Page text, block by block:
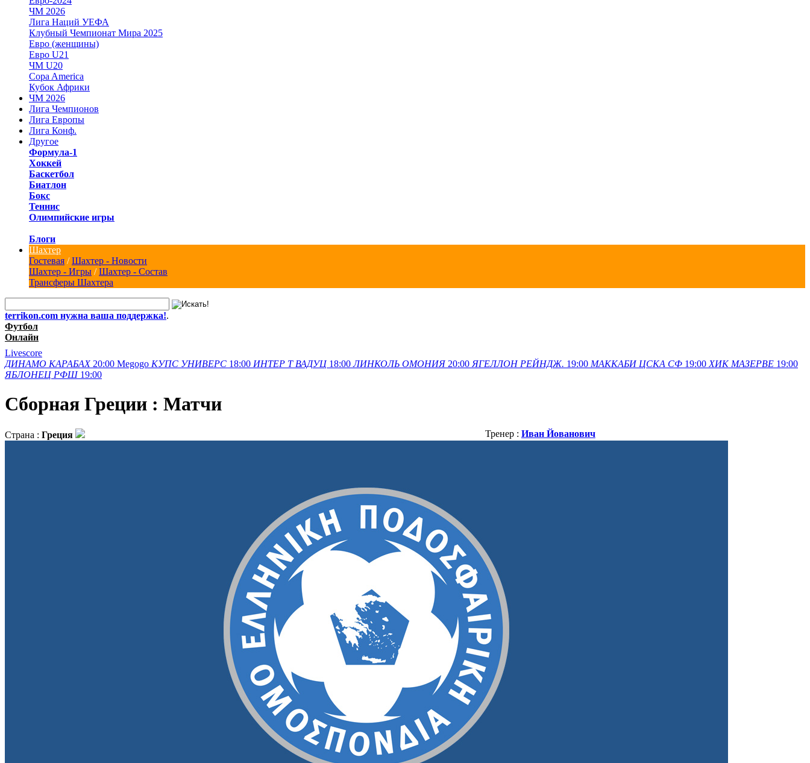
ЧМ 2026
Лига Наций УЕФА
Клубный Чемпионат Мира 2025
Евро (женщины)
Евро U21
ЧМ U20
Copa America
Кубок Африки
ЧМ 2026
Лига Чемпионов
Лига Европы
Лига Конф.
Другое
Формула-1
Хоккей
Баскетбол
Биатлон
Бокс
Теннис
Олимпийские игры
Блоги
Шахтер
Гостевая /Шахтер - Новости
Шахтер - Игры /Шахтер - Состав
Трансферы Шахтера
terrikon.com нужна ваша поддержка!.
Футбол
Онлайн
Livescore
ДИНАМО КАРАБАХ 20:00 Megogo КУПС УНИВЕРС 18:00 ИНТЕР Т ВАДУЦ 18:00 ЛИНКОЛЬ ОМОНИЯ 20:00 ЯГЕЛЛОН РЕЙНДЖ. 19:00 МАККАБИ ЦСКА СФ 19:00 ХИК МАЗЕРВЕ 19:00
ЯБЛОНЕЦ РФШ 19:00
Сборная Греции : Матчи
Страна : Греция Тренер : Иван Йованович